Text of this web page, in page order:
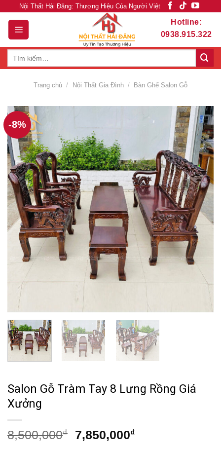
content
Nội Thất Hải Đăng: Thương Hiệu Của Người Việt
Hotline:
0938.915.322
Trang chủ / Nội Thất Gia Đình / Bàn Ghế Salon Gỗ
-8%
Salon Gỗ Tràm Tay 8 Lưng Rồng Giá
Xưởng
8,500,000₫
Giá
7,850,000₫Giá